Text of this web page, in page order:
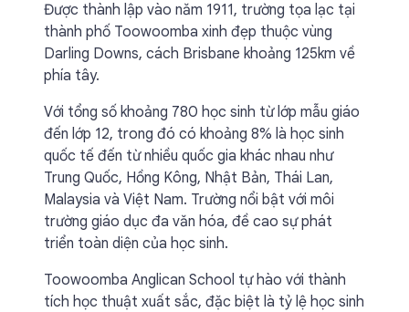
Được thành lập vào năm 1911, trường tọa lạc tại
thành phố Toowoomba xinh đẹp thuộc vùng
Darling Downs, cách Brisbane khoảng 125km về
phía tây.
Với tổng số khoảng 780 học sinh từ lớp mẫu giáo
đến lớp 12, trong đó có khoảng 8% là học sinh
quốc tế đến từ nhiều quốc gia khác nhau như
Trung Quốc, Hồng Kông, Nhật Bản, Thái Lan,
Malaysia và Việt Nam. Trường nổi bật với môi
trường giáo dục đa văn hóa, đề cao sự phát
triển toàn diện của học sinh.
Toowoomba Anglican School tự hào với thành
tích học thuật xuất sắc, đặc biệt là tỷ lệ học sinh